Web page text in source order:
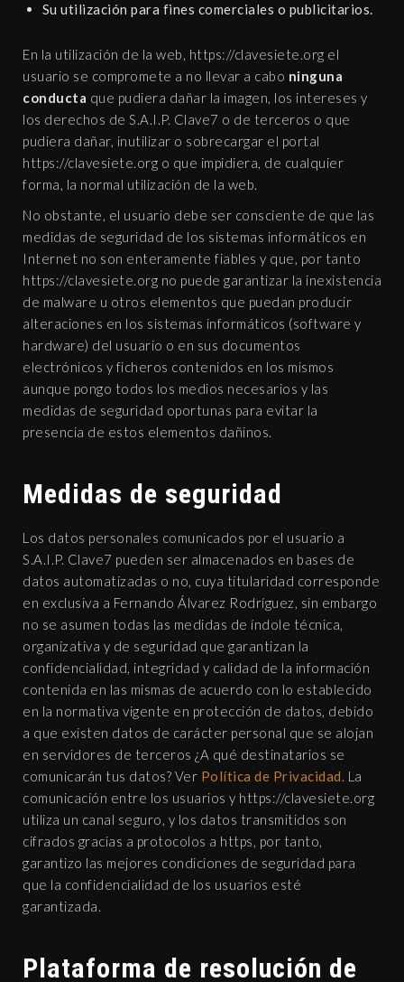
Su utilización para fines comerciales o publicitarios.
En la utilización de la web, https://clavesiete.org el
usuario se compromete a no llevar a cabo ninguna
conducta que pudiera dañar la imagen, los intereses y
los derechos de S.A.I.P. Clave7 o de terceros o que
pudiera dañar, inutilizar o sobrecargar el portal
https://clavesiete.org o que impidiera, de cualquier
forma, la normal utilización de la web.
No obstante, el usuario debe ser consciente de que las
medidas de seguridad de los sistemas informáticos en
Internet no son enteramente fiables y que, por tanto
https://clavesiete.org no puede garantizar la inexistencia
de malware u otros elementos que puedan producir
alteraciones en los sistemas informáticos (software y
hardware) del usuario o en sus documentos
electrónicos y ficheros contenidos en los mismos
aunque pongo todos los medios necesarios y las
medidas de seguridad oportunas para evitar la
presencia de estos elementos dañinos.
Medidas de seguridad
Los datos personales comunicados por el usuario a
S.A.I.P. Clave7 pueden ser almacenados en bases de
datos automatizadas o no, cuya titularidad corresponde
en exclusiva a Fernando Álvarez Rodríguez, sin embargo
no se asumen todas las medidas de índole técnica,
organizativa y de seguridad que garantizan la
confidencialidad, integridad y calidad de la información
contenida en las mismas de acuerdo con lo establecido
en la normativa vigente en protección de datos, debido
a que existen datos de carácter personal que se alojan
en servidores de terceros ¿A qué destinatarios se
comunicarán tus datos? Ver Política de Privacidad. La
comunicación entre los usuarios y https://clavesiete.org
utiliza un canal seguro, y los datos transmitidos son
cifrados gracias a protocolos a https, por tanto,
garantizo las mejores condiciones de seguridad para
que la confidencialidad de los usuarios esté
garantizada.
Plataforma de resolución de